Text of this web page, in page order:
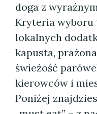
doga z
Kryteria wyboru
lokalnych
kapusta,
świeżość
kierowców i
Poniżej